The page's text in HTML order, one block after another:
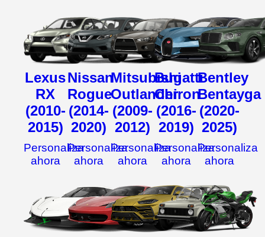
Lexus
RX
(2010-
2015)
Personaliza
ahora
Nissan
Rogue
(2014-
2020)
Personaliza
ahora
Mitsubishi
Outlander
(2009-
2012)
Personaliza
ahora
Bugatti
Chiron
(2016-
2019)
Personaliza
ahora
Bentley
Bentayga
(2020-
2025)
Personaliza
ahora